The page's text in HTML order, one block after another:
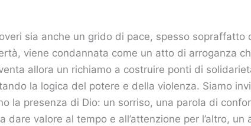
sia anche un grido di pace, spesso sopraffatto
viene condannata come un atto di arroganza
allora un richiamo a costruire ponti di
la logica del potere e della violenza. Siamo
la presenza di Dio: un sorriso, una parola di
valore al tempo e all’attenzione per l’altro, un